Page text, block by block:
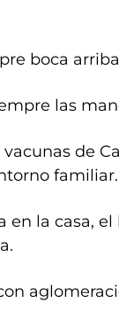
boca
las
vacunas de
familiar.
en la casa,